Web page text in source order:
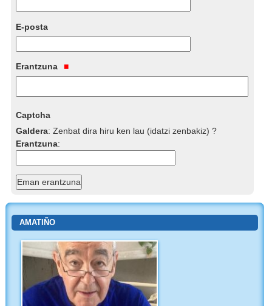
E-posta
Erantzuna
Captcha
Galdera:Zenbat dira hiru ken lau (idatzi zenbakiz) ?
Erantzuna:
AMATIÑO